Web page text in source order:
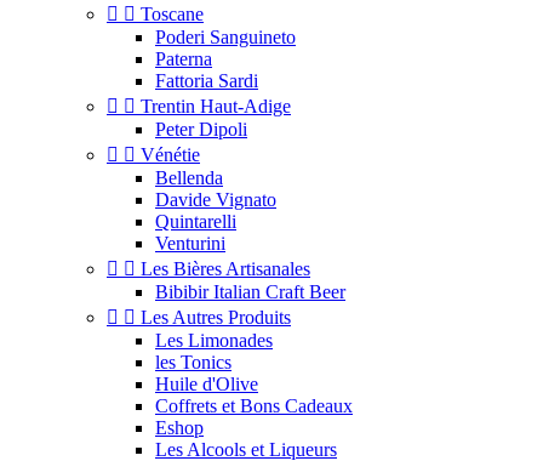
  Toscane
Poderi Sanguineto
Paterna
Fattoria Sardi
  Trentin Haut-Adige
Peter Dipoli
  Vénétie
Bellenda
Davide Vignato
Quintarelli
Venturini
  Les Bières Artisanales
Bibibir Italian Craft Beer
  Les Autres Produits
Les Limonades
les Tonics
Huile d'Olive
Coffrets et Bons Cadeaux
Eshop
Les Alcools et Liqueurs